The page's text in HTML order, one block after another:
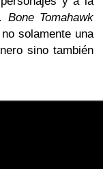
Bone Tomahawk
solamente una
sino también